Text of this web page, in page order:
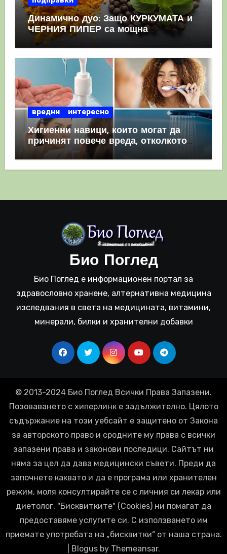
Динамично дуо: Защо КУРКУМАТА и
ЧЕРНИЯ ПИПЕР са мощна
комбинация
вредни интересно
Хигиенни навици, които могат да
причинят повече вреда, отколкото
полза
Био Поглед
Био Поглед е информационен портал за
здравословно хранене, алтернативна медицина
изследвания в света на медицината, витамини,
минерали, билки и хранителни добавки
© 2013-2024 Био Поглед Всички Права Запазени.
Позоваването с хиперлинк е задължително. Цялото
съдържание на този уебсайт е защитено от Закона
за авторското право и сродните му права с всички
запазени права и законови последици. Сайтът ни
няма за цел да дава медицински съвети. Преди да
започнете каквато и да е програма или хранителен
режим, моля консултирайте се с личния си лекар или
диетолог. "Бисквитките" (Cookies) ни помагат да
предоставяме услугите си. С използването им
приемате употребата на „бисквитки“ от наша страна.
Blogusby Themeansar.